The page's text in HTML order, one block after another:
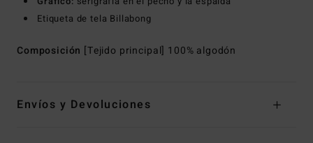
Etiqueta de tela Billabong
Composición [Tejido principal] 100% algodón
Envíos y Devoluciones